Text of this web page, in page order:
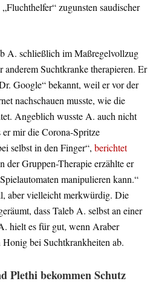
„Fluchthelfer“ zugunsten saudischer
A. schließlich im Maßregelvollzug
Suchtkranke therapieren. Er
Google“ bekannt, weil er vor der
nachschauen musste, wie die
Angeblich wusste A. auch nicht
mir die Corona-Spritze
selbst in den Finger“, berichtet
der Gruppen-Therapie erzählte er
manipulieren kann.“
aber vielleicht merkwürdig. Die
dass Taleb A. selbst an einer
hielt es für gut, wenn Araber
bei Suchtkrankheiten ab.
Plethi bekommen Schutz